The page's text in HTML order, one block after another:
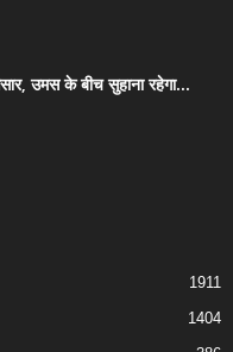
उमस के बीच सुहाना रहेगा...
1911
1404